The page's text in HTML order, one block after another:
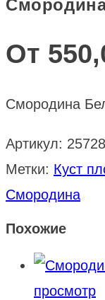
От
Смородина
Артикул:
Метки: Куст
Смородина
Похожие
просмотр